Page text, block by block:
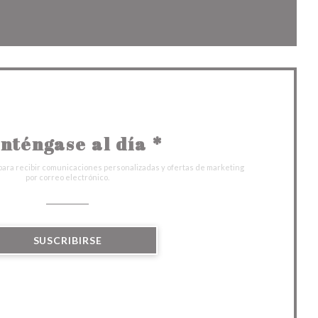
al día *
recibir comunicaciones personalizadas y ofertas de marketing
por correo electrónico.
SUSCRIBIRSE